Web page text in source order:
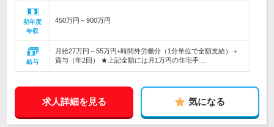
初年度
年収
450万円～900万円
給与
月給27万円～55万円+時間外労働分（1分単位で全額支給）＋
賞与（年2回） ★上記金額には月1万円の住宅手…
求人詳細を見る 気になる